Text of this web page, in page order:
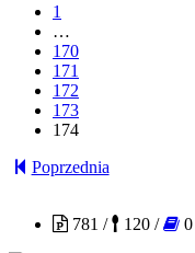
1
…
170
171
172
173
174
Poprzednia
781 /
120 / 0